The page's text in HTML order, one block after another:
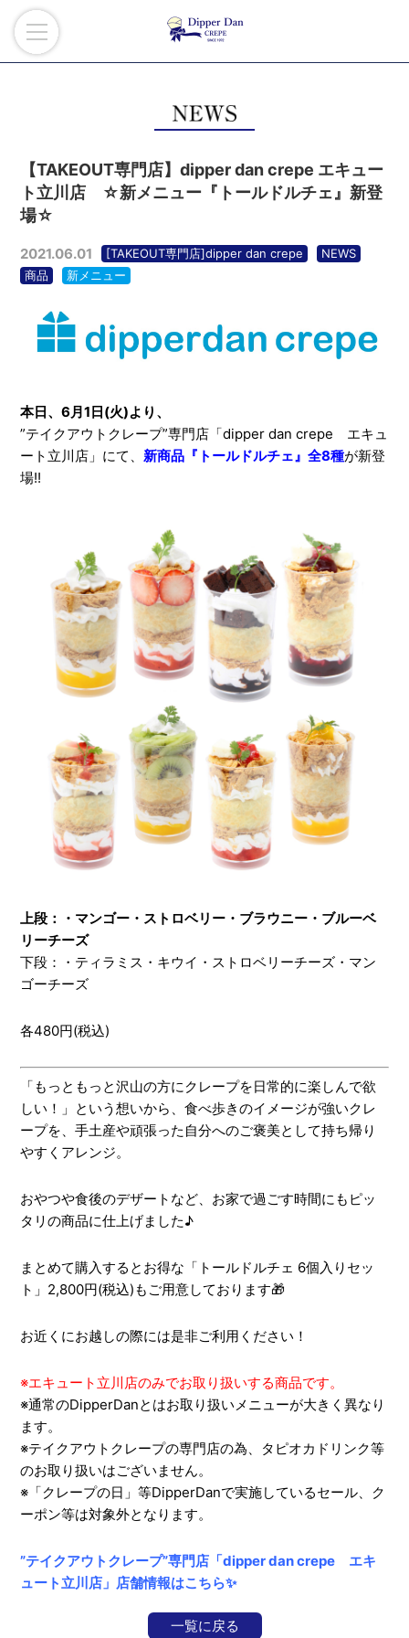
【TAKEOUT専門店】dipper dan crepe エキュー
ト立川店 ☆新メニュー『トールドルチェ』新登
場☆
2021.06.01 [TAKEOUT専門店]dipper dan crepe
NEWS
商品
新メニュー
本日、6月1日(火)より、
”テイクアウトクレープ”専門店「dipper dan crepe エキュ
ート立川店」にて、 新商品『トールドルチェ』全8種が新登
場!!
上段：・マンゴー・ストロベリー・ブラウニー・ブルーベ
リーチーズ
下段：・ティラミス・キウイ・ストロベリーチーズ・マン
ゴーチーズ
各480円(税込)
「もっともっと沢山の方にクレープを日常的に楽しんで欲
しい！」という想いから、食べ歩きのイメージが強いクレ
ープを、手土産や頑張った自分へのご褒美として持ち帰り
やすくアレンジ。
おやつや食後のデザートなど、お家で過ごす時間にもピッ
タリの商品に仕上げました♪
まとめて購入するとお得な「トールドルチェ 6個入りセッ
ト」2,800円(税込)もご用意しております🎁
お近くにお越しの際には是非ご利用ください！
※エキュート立川店のみでお取り扱いする商品です。
※通常のDipperDanとはお取り扱いメニューが大きく異なり
ます。
※テイクアウトクレープの専門店の為、タピオカドリンク等
のお取り扱いはございません。
※「クレープの日」等DipperDanで実施しているセール、ク
ーポン等は対象外となります。
”テイクアウトクレープ”専門店「dipper dan crepe エキ
ュート立川店」店舗情報はこちら✨
一覧に戻る